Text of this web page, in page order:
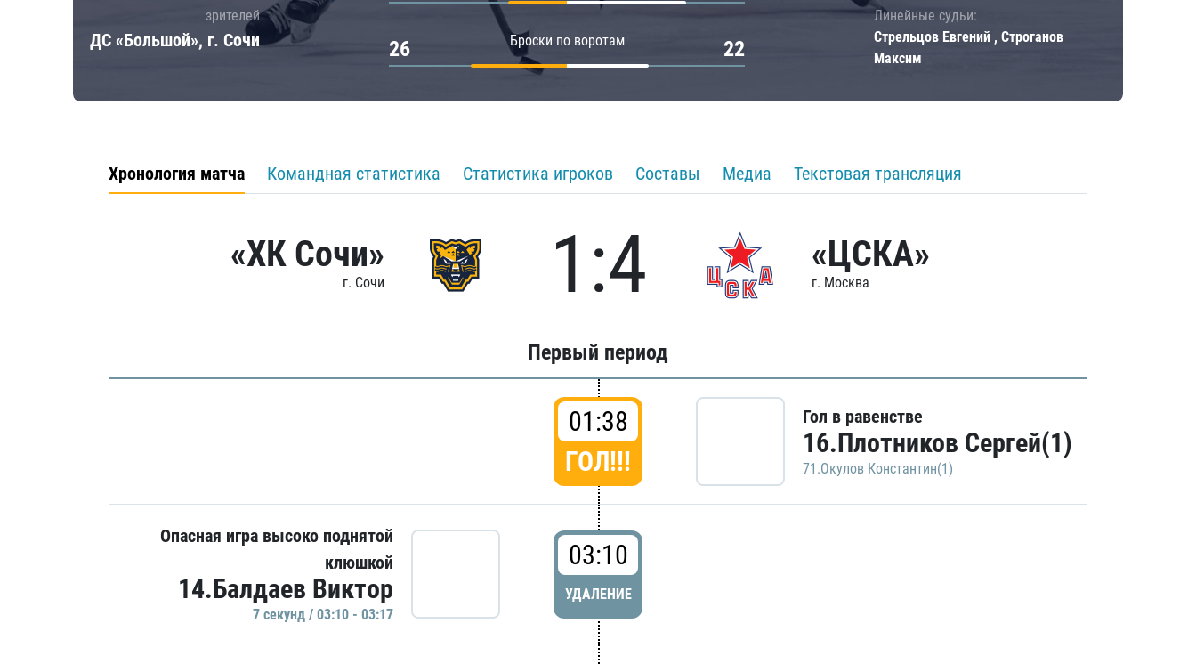
зрителей
ДС «Большой», г. Сочи Броски по воротам
26 22
Линейные судьи:
Стрельцов Евгений , Строганов
Максим
Хронология матча Командная статистика Статистика игроков Составы Медиа Текстовая трансляция
«ХК Сочи»
г. Сочи 1:4 «ЦСКА»
г. Москва
Первый период
01:38
ГОЛ!!!
Гол в равенстве
16.Плотников Сергей(1)
71.Окулов Константин(1)
Опасная игра высоко поднятой
клюшкой
14.Балдаев Виктор
7 секунд / 03:10 - 03:17
03:10
УДАЛЕНИЕ